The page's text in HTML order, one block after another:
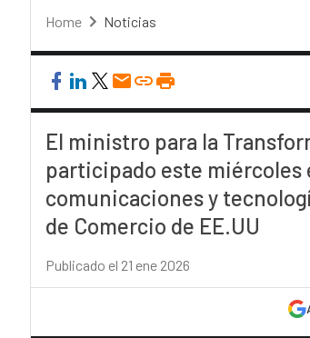
Home Noticias
El ministro para la
participado este miércoles
comunicaciones y
de Comercio de EE.UU
Publicado el 21 ene 2026